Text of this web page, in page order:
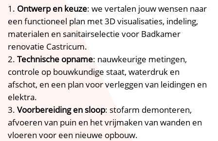
Ontwerp en keuze: we vertalen jouw wensen naar
een functioneel plan met 3D visualisaties, indeling,
materialen en sanitairselectie voor Badkamer
renovatie Castricum.​
Technische opname: nauwkeurige metingen,
controle op bouwkundige staat, waterdruk en
afschot, en een plan voor verleggen van leidingen en
elektra.​
Voorbereiding en sloop: stofarm demonteren,
afvoeren van puin en het vrijmaken van wanden en
vloeren voor een nieuwe opbouw.​